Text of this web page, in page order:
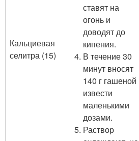
Кальциевая
селитра (15)
ставят на
огонь и
доводят до
кипения.
В течение 30
минут вносят
140 г гашеной
извести
маленькими
дозами.
Раствор